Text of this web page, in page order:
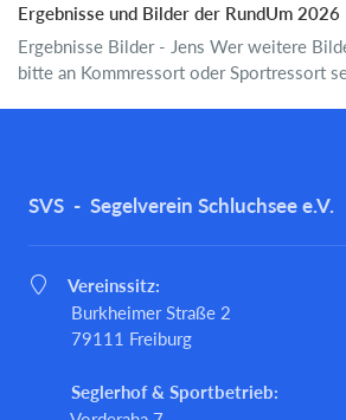
Ergebnisse und Bilder der RundUm 2026
Ergebnisse Bilder - Jens Wer weitere
bitte an Kommressort oder Sportressort
SVS - Segelverein Schluchsee e.V.
Vereinssitz:
Burkheimer Straße 2
79111 Freiburg
Seglerhof & Sportbetrieb: